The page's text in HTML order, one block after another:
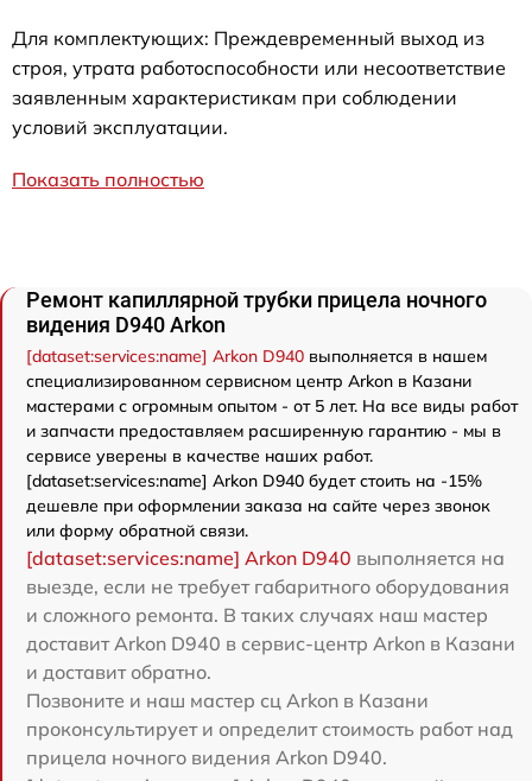
Для комплектующих: Преждевременный выход из
строя, утрата работоспособности или несоответствие
заявленным характеристикам при соблюдении
условий эксплуатации.
Показать полностью
Ремонт капиллярной трубки прицела ночного
видения D940 Arkon
[dataset:services:name] Arkon D940 выполняется в нашем
специализированном сервисном центр Arkon в Казани
мастерами с огромным опытом - от 5 лет. На все виды работ
и запчасти предоставляем расширенную гарантию - мы в
сервисе уверены в качестве наших работ.
[dataset:services:name] Arkon D940 будет стоить на -15%
дешевле при оформлении заказа на сайте через звонок
или форму обратной связи.
[dataset:services:name] Arkon D940 выполняется на
выезде, если не требует габаритного оборудования
и сложного ремонта. В таких случаях наш мастер
доставит Arkon D940 в сервис-центр Arkon в Казани
и доставит обратно.
Позвоните и наш мастер сц Arkon в Казани
проконсультирует и определит стоимость работ над
прицела ночного видения Arkon D940.